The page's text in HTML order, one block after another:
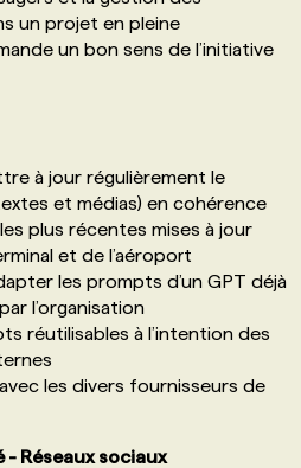
un projet en pleine
un bon sens de l’initiative
à jour régulièrement le
et médias) en cohérence
plus récentes mises à jour
et de l’aéroport
les prompts d’un GPT déjà
l’organisation
réutilisables à l’intention des
les divers fournisseurs de
Réseaux sociaux